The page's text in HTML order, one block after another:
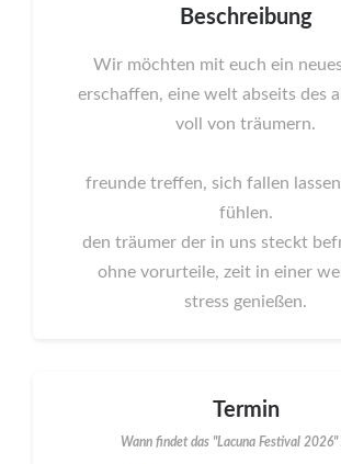
Beschreibung
Wir möchten mit euch ein
erschaffen, eine welt abseits des
voll von träumern.
freunde treffen, sich fallen
fühlen.
den träumer der in uns steckt
ohne vorurteile, zeit in einer
stress genießen.
Termin
Wann findet das "Lacuna Festival 2026"